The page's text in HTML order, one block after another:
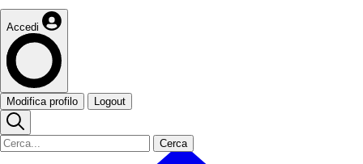
Accedi
Modifica profilo Logout
Cerca